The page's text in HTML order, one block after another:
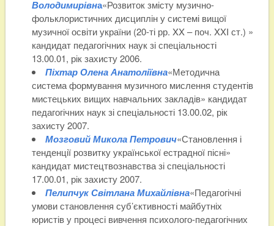
Володимирівна«Розвиток змісту музично-
фольклористичних дисциплін у системі вищої
музичної освіти україни (20-ті рр. XX – поч. XXI ст.) »
кандидат педагогічних наук зі спеціальності
13.00.01, рік захисту 2006.
Піхтар Олена Анатоліївна«Методична
система формування музичного мислення студентів
мистецьких вищих навчальних закладів» кандидат
педагогічних наук зі спеціальності 13.00.02, рік
захисту 2007.
Мозговий Микола Петрович«Становлення і
тенденції розвитку української естрадної пісні»
кандидат мистецтвознавства зі спеціальності
17.00.01, рік захисту 2007.
Пелипчук Світлана Михайлівна«Педагогічні
умови становлення суб’єктивності майбутніх
юристів у процесі вивчення психолого-педагогічних